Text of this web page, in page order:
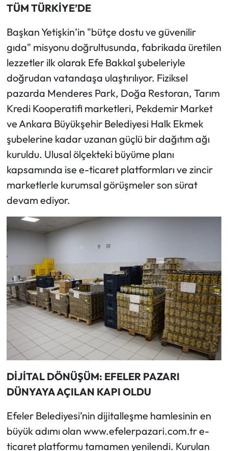
TÜM TÜRKİYE’DE
Başkan Yetişkin’in "bütçe dostu ve güvenilir
gıda" misyonu doğrultusunda, fabrikada üretilen
lezzetler ilk olarak Efe Bakkal şubeleriyle
doğrudan vatandaşa ulaştırılıyor. Fiziksel
pazarda Menderes Park, Doğa Restoran, Tarım
Kredi Kooperatifi marketleri, Pekdemir Market
ve Ankara Büyükşehir Belediyesi Halk Ekmek
şubelerine kadar uzanan güçlü bir dağıtım ağı
kuruldu. Ulusal ölçekteki büyüme planı
kapsamında ise e-ticaret platformları ve zincir
marketlerle kurumsal görüşmeler son sürat
devam ediyor.
DİJİTAL DÖNÜŞÜM: EFELER PAZARI
DÜNYAYA AÇILAN KAPI OLDU
Efeler Belediyesi’nin dijitalleşme hamlesinin en
büyük adımı olan www.efelerpazari.com.tr e-
ticaret platformu tamamen yenilendi. Kurulan